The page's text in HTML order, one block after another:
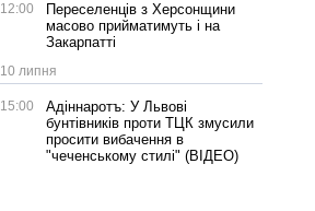
12:00
Переселенців з Херсонщини
масово прийматимуть і на
Закарпатті
10 липня
15:00
Адіннаротъ: У Львові
бунтівників проти ТЦК змусили
просити вибачення в
"чеченському стилі" (ВІДЕО)